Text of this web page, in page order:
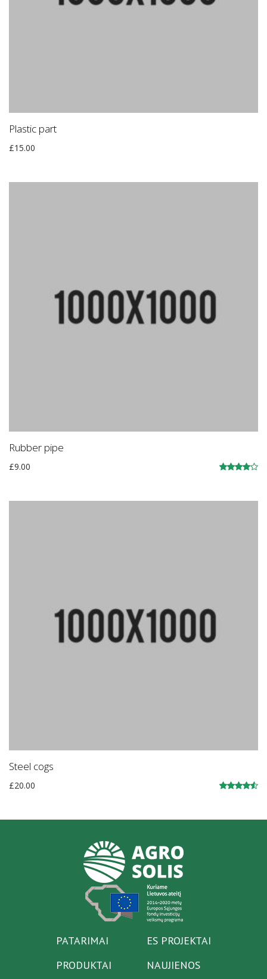
Plastic part
£15.00
Rubber pipe
£9.00
Steel cogs
£20.00
PATARIMAI
PRODUKTAI
ES PROJEKTAI
NAUJIENOS